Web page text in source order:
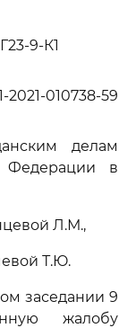
9-К1
010738-59
делам
Федерации в
Л.М.,
Т.Ю.
заседании 9
жалобу